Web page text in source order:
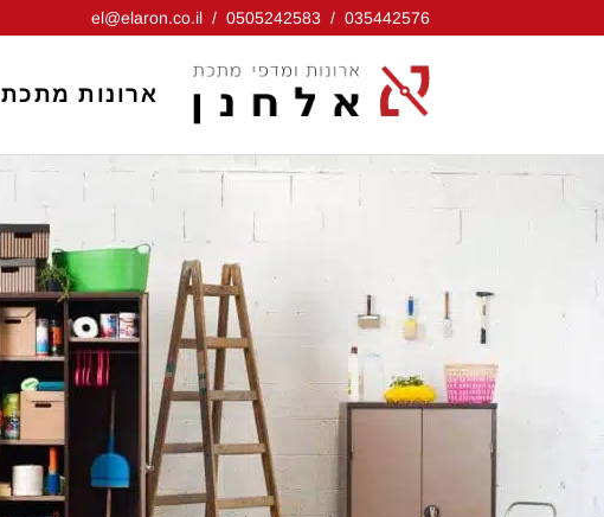
to
035442576
/
0505242583
/
el@elaron.co.il
ארונות מתכת
ארונות